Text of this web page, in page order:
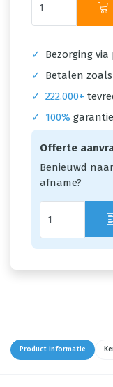
✓ Bezorging via
✓
Betalen
✓ 222.000+
✓
100%
Offerte
Benieuwd
afname?
Product informatie